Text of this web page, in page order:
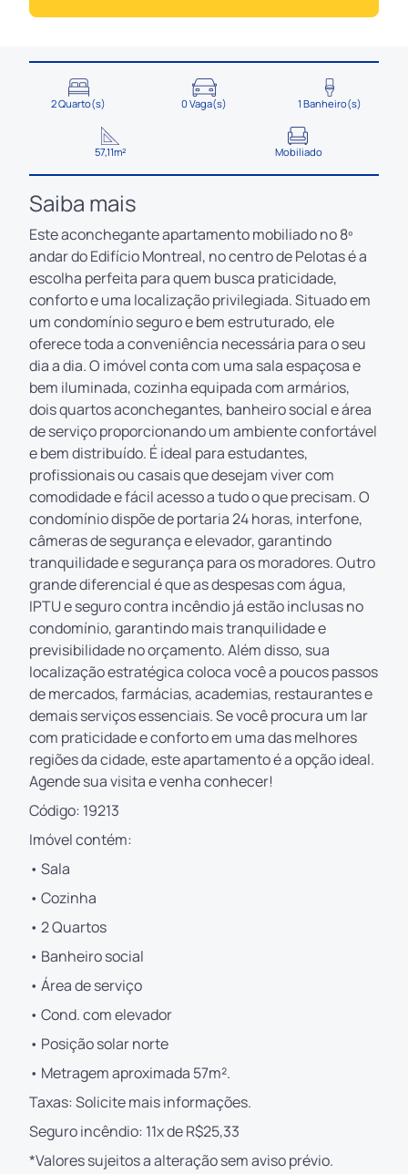
2 Quarto(s) 0 Vaga(s) 1 Banheiro(s)
57,11m² Mobiliado
Saiba mais
Este aconchegante apartamento mobiliado no 8º
andar do Edifício Montreal, no centro de Pelotas é a
escolha perfeita para quem busca praticidade,
conforto e uma localização privilegiada. Situado em
um condomínio seguro e bem estruturado, ele
oferece toda a conveniência necessária para o seu
dia a dia. O imóvel conta com uma sala espaçosa e
bem iluminada, cozinha equipada com armários,
dois quartos aconchegantes, banheiro social e área
de serviço proporcionando um ambiente confortável
e bem distribuído. É ideal para estudantes,
profissionais ou casais que desejam viver com
comodidade e fácil acesso a tudo o que precisam. O
condomínio dispõe de portaria 24 horas, interfone,
câmeras de segurança e elevador, garantindo
tranquilidade e segurança para os moradores. Outro
grande diferencial é que as despesas com água,
IPTU e seguro contra incêndio já estão inclusas no
condomínio, garantindo mais tranquilidade e
previsibilidade no orçamento. Além disso, sua
localização estratégica coloca você a poucos passos
de mercados, farmácias, academias, restaurantes e
demais serviços essenciais. Se você procura um lar
com praticidade e conforto em uma das melhores
regiões da cidade, este apartamento é a opção ideal.
Agende sua visita e venha conhecer!
Código: 19213
Imóvel contém:
• Sala
• Cozinha
• 2 Quartos
• Banheiro social
• Área de serviço
• Cond. com elevador
• Posição solar norte
• Metragem aproximada 57m².
Taxas: Solicite mais informações.
Seguro incêndio: 11x de R$25,33
*Valores sujeitos a alteração sem aviso prévio.